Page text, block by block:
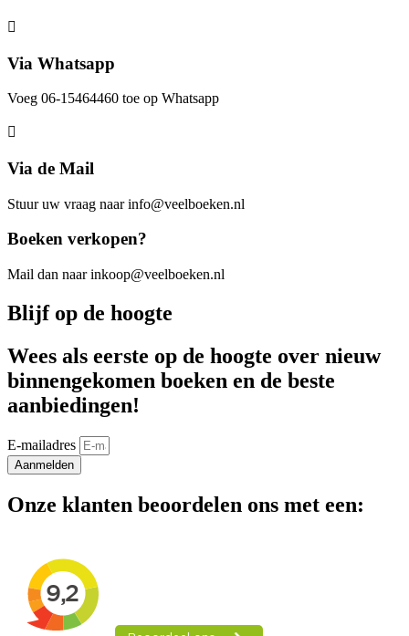
Via Whatsapp
Voeg 06-15464460 toe op Whatsapp
Via de Mail
Stuur uw vraag naar info@veelboeken.nl
Boeken verkopen?
Mail dan naar inkoop@veelboeken.nl
Blijf op de hoogte
Wees als eerste op de hoogte over nieuw
binnengekomen boeken en de beste
aanbiedingen!
E-mailadres
Aanmelden
Onze klanten beoordelen ons met een: